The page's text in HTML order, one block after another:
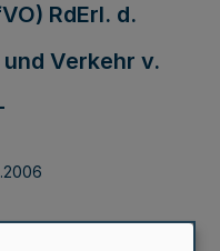
RdErl. d.
Verkehr v.